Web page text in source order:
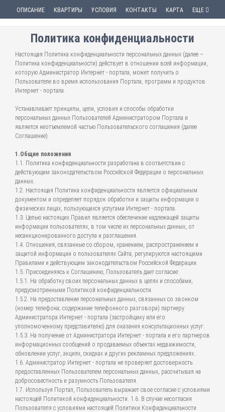
ОПИСАНИЕ КВАРТИРЫ УСЛОВИЯ КОНТАКТЫ КАРТА ЕЩЕ
Политика конфиденциальности
Настоящая Политика конфиденциальности персональных данных (далее –
Политика конфиденциальности) действует в отношении всей информации,
которую Администратор Интернет - портала, может получить о
Пользователе во время использования Портала, программ и продуктов
Интернет - портала.
Устанавливает принципы, цели, условия и способы обработки
персональных данных Пользователей Администратором Портала и
является неотъемлемой частью Пользовательского соглашения (далее
Соглашение).
1.Общие положения
1.1. Политика конфиденциальности разработана в соответствии с
действующим законодательством Российской Федерации о персональных
данных.
1.2. Настоящая Политика конфиденциальности является официальным
документом и определяет порядок обработки и защиты информации о
физических лицах, пользующихся услугами Интернет - портала.
1.3. Целью настоящих Правил является обеспечение надлежащей защиты
информации пользователях, в том числе их персональных данных, от
несанкционированного доступа и разглашения.
1.4. Отношения, связанные со сбором, хранением, распространением и
защитой информации о пользователях Сайта, регулируются настоящими
Правилами и действующим законодательством Российской Федерации.
1.5. Присоединяясь к Соглашению, Пользователь дает согласие:
1.5.1. На обработку своих персональных данных в целях и способами,
предусмотренными Политикой конфиденциальности.
1.5.2. На предоставление персональных данных, связанных со звонком
(номер телефона; содержание телефонного разговора) партнеру
Администратора Интернет - портала (застройщику или его
уполномоченному представителю) для оказания консультационных услуг.
1.5.3. На получение от Администратора Интернет - портала и его партнеров
информационных сообщений о продаваемых объектах недвижимости,
обновлении услуг, акциях, скидках и других рекламных предложениях.
1.6. Администратор Интернет - портала не проверяет достоверность
предоставленных Пользователем персональных данных, рассчитывая на
добросовестность и разумность Пользователя.
1.7. Используя Портал, Пользователь выражает свое согласие с условиями
настоящей Политикой конфиденциальности. 1.6. В случае несогласия
Пользователя с условиями настоящей Политики Конфиденциальности